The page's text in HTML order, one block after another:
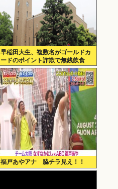
早稲田大生、複数名がゴールドカ
ードのポイント詐欺で無銭飲食
福戸あやアナ 脇チラ見え！！